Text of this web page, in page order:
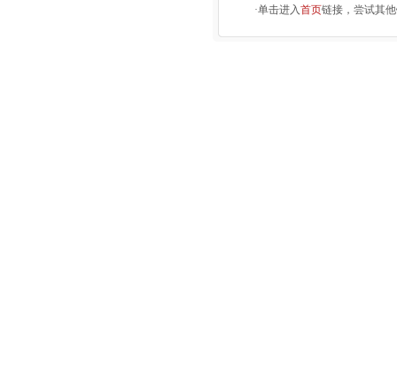
·单击进入首页链接，尝试其